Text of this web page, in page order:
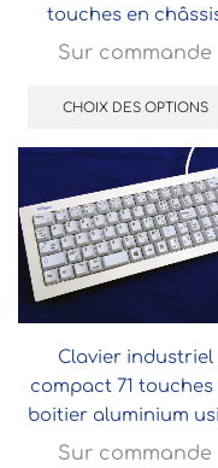
touches en
ouvert (OEM) (IP54
Sur commande
CHOIX DES OPTIONS
Clavier industriel
compact 71 touches
boitier aluminium
IP54 ou IP65 grand
Sur commande